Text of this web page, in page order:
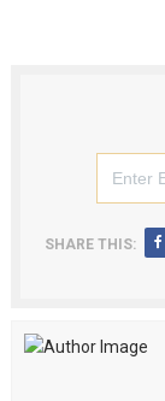
SHARE THIS: